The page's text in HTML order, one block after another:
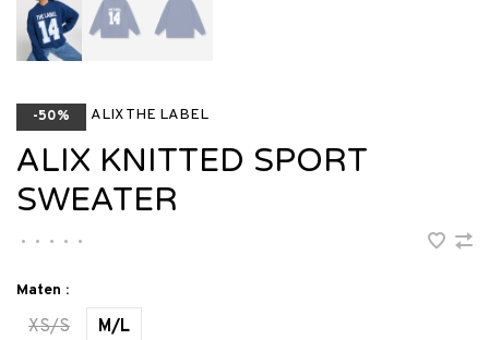
-50% ALIX THE LABEL
ALIX KNITTED SPORT
SWEATER
• • • • •
Maten :
XS/S M/L